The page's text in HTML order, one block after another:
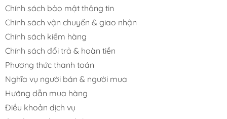
Chính sách bảo mật thông tin
Chính sách vận chuyển & giao nhận
Chính sách kiểm hàng
Chính sách đổi trả & hoàn tiền
Phương thức thanh toán
Nghĩa vụ người bán & người mua
Hướng dẫn mua hàng
Điều khoản dịch vụ